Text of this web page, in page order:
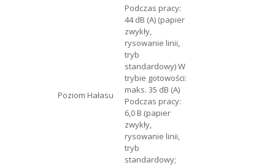
Poziom Hałasu
Podczas pracy:
44 dB (A) (papier
zwykły,
rysowanie linii,
tryb
standardowy) W
trybie gotowości:
maks. 35 dB (A)
Podczas pracy:
6,0 B (papier
zwykły,
rysowanie linii,
tryb
standardowy;